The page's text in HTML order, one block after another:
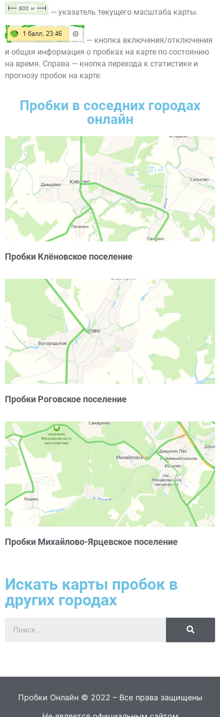
— указатель текущего масштаба карты.
— кнопка включения/отключения
и общая информация о пробках на карте по состоянию
на время. Справа — кнопка перехода к статистике и
прогнозу пробок на карте.
Пробки в соседних городах
онлайн
Пробки Клёновское поселение
Пробки Роговское поселение
Пробки Михайлово-Ярцевское поселение
Искать карты пробок в
других городах
Пробки Онлайн © 2022 – Все права защищены